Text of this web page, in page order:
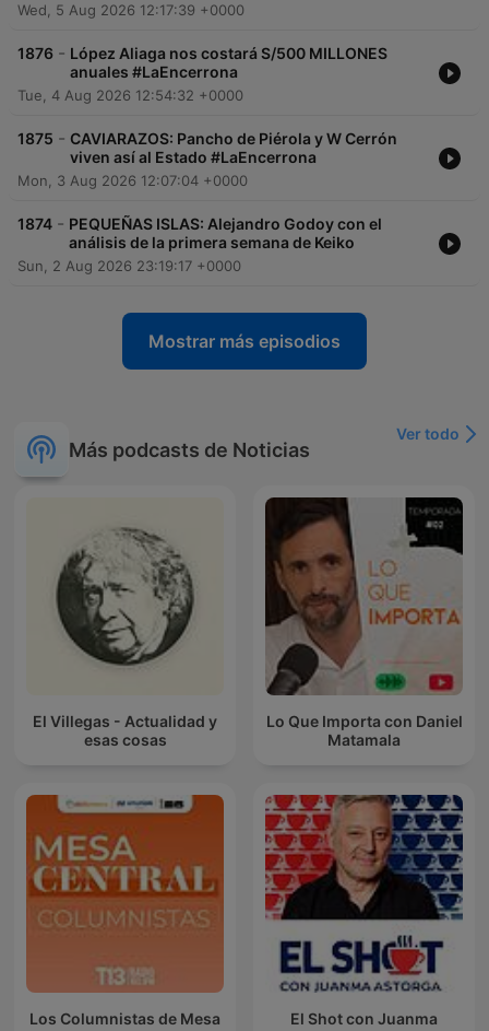
Wed, 5 Aug 2026 12:17:39 +0000
1876 - López Aliaga nos costará S/500 MILLONES
anuales #LaEncerrona
Tue, 4 Aug 2026 12:54:32 +0000
1875 - CAVIARAZOS: Pancho de Piérola y W Cerrón
viven así al Estado #LaEncerrona
Mon, 3 Aug 2026 12:07:04 +0000
1874 - PEQUEÑAS ISLAS: Alejandro Godoy con el
análisis de la primera semana de Keiko
Sun, 2 Aug 2026 23:19:17 +0000
Mostrar más episodios
Más podcasts de Noticias
Ver todo
El Villegas - Actualidad y
esas cosas
Lo Que Importa con Daniel
Matamala
Los Columnistas de Mesa
El Shot con Juanma